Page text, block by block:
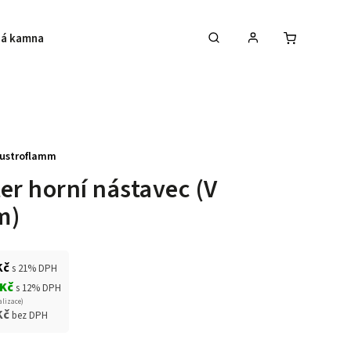
kamna Akce na krbová kamna
horní nástavec (V
s 21% DPH
s 12% DPH
bez DPH